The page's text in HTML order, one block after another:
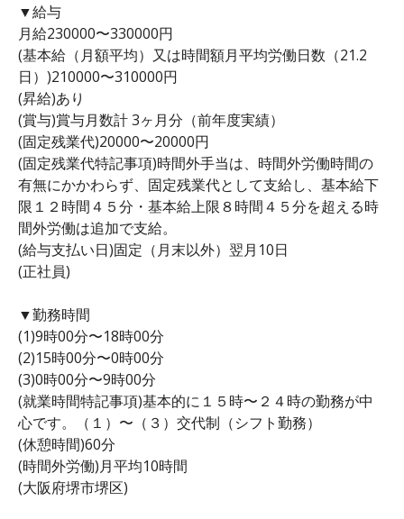
▼給与
月給230000〜330000円
(基本給（月額平均）又は時間額月平均労働日数（21.2
日）)210000〜310000円
(昇給)あり
(賞与)賞与月数計 3ヶ月分（前年度実績）
(固定残業代)20000〜20000円
(固定残業代特記事項)時間外手当は、時間外労働時間の
有無にかかわらず、固定残業代として支給し、基本給下
限１２時間４５分・基本給上限８時間４５分を超える時
間外労働は追加で支給。
(給与支払い日)固定（月末以外）翌月10日
(正社員)
▼勤務時間
(1)9時00分〜18時00分
(2)15時00分〜0時00分
(3)0時00分〜9時00分
(就業時間特記事項)基本的に１５時〜２４時の勤務が中
心です。（１）〜（３）交代制（シフト勤務）
(休憩時間)60分
(時間外労働)月平均10時間
(大阪府堺市堺区)